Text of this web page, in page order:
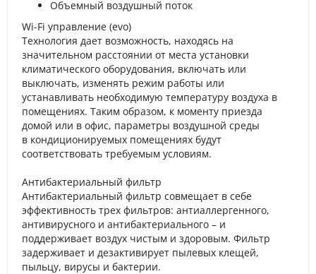
Объемный воздушный поток
Wi-Fi управление (evo)
Технология дает возможность, находясь на
значительном расстоянии от места установки
климатического оборудования, включать или
выключать, изменять режим работы или
устанавливать необходимую температуру воздуха в
помещениях. Таким образом, к моменту приезда
домой или в офис, параметры воздушной среды
в кондиционируемых помещениях будут
соответствовать требуемым условиям.
Антибактериальный фильтр
Антибактериальный фильтр совмещает в себе
эффективность трех фильтров: антиаллергенного,
антивирусного и антибактериального – и
поддерживает воздух чистым и здоровым. Фильтр
задерживает и дезактивирует пылевых клещей,
пыльцу, вирусы и бактерии.